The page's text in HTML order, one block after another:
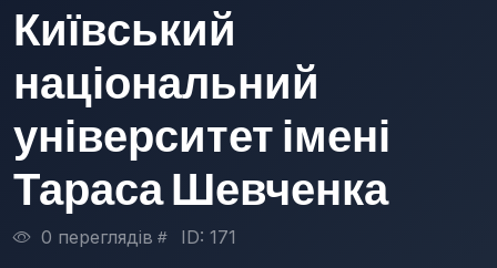
Київський
національний
університет імені
Тараса Шевченка
0 переглядів ID: 171